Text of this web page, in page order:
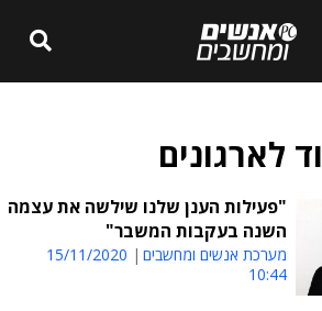
לארגונים
"פעילות הענן שלנו שילשה את עצמה
השנה בעקבות המשבר"
מערכת אנשים ומחשבים
15/11/2020
10:44